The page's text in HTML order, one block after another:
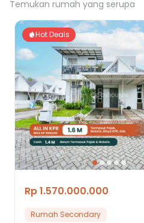
Temukan rumah yang serupa
Hot Deals
Rp 1.570.000.000
Rumah Secondary